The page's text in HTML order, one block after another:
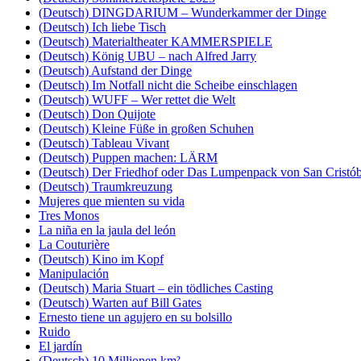
(Deutsch) DINGDARIUM – Wunderkammer der Dinge
(Deutsch) Ich liebe Tisch
(Deutsch) Materialtheater KAMMERSPIELE
(Deutsch) König UBU – nach Alfred Jarry
(Deutsch) Aufstand der Dinge
(Deutsch) Im Notfall nicht die Scheibe einschlagen
(Deutsch) WUFF – Wer rettet die Welt
(Deutsch) Don Quijote
(Deutsch) Kleine Füße in großen Schuhen
(Deutsch) Tableau Vivant
(Deutsch) Puppen machen: LÄRM
(Deutsch) Der Friedhof oder Das Lumpenpack von San
(Deutsch) Traumkreuzung
Mujeres que mienten su vida
Tres Monos
La niña en la jaula del león
La Couturière
(Deutsch) Kino im Kopf
Manipulación
(Deutsch) Maria Stuart – ein tödliches Casting
(Deutsch) Warten auf Bill Gates
Ernesto tiene un agujero en su bolsillo
Ruido
El jardín